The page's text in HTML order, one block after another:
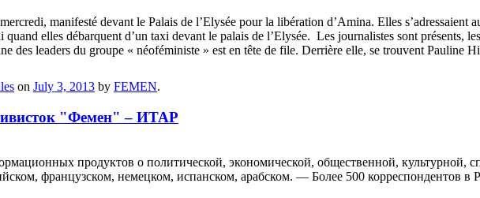
manifesté devant le Palais de l’Elysée pour la libération d’Amina. Elles s’adressaient
elles débarquent d’un taxi devant le palais de l’Elysée. Les journalistes sont présents,
des leaders du groupe « néoféministe » est en tête de file. Derrière elle, se trouvent Pauline
on July 3, 2013 by FEMEN.
"Фемен" – ИТАР
продуктов о политической, экономической, общественной,
французском, немецком, испанском, арабском. — Более 500 корреспондентов